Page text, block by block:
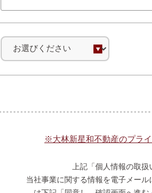
※大林新星和不動産のプラ
上記「個人情報の取扱
当社事業に関する情報を電子メー